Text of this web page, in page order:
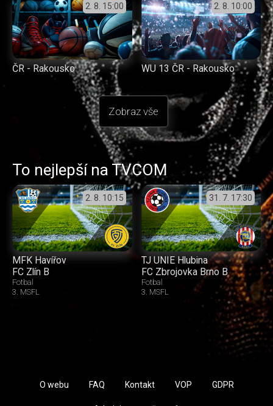
2. 8. 15:00
ČR - Rakousko
2. 8. 10:00
WU 13 ČR - Rakousko
Zobraz vše
To nejlepší na TVCOM
2. 8. 10:15
MFK Havířov
FC Zlín B
Fotbal
3. MSFL
31. 7. 17:30
TJ UNIE Hlubina
FC Zbrojovka Brno B
Fotbal
3. MSFL
O webu FAQ Kontakt VOP GDPR